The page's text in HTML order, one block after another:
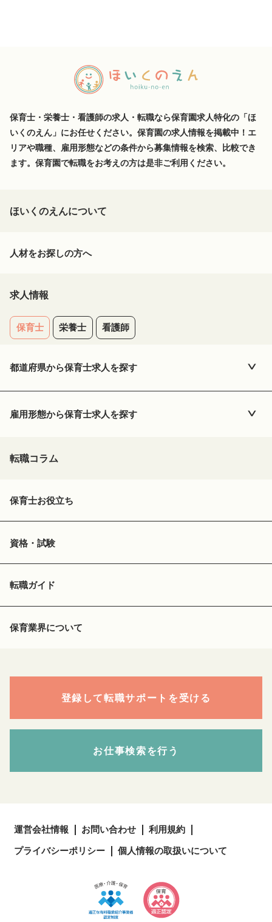
保育士・栄養士・看護師の求人・転職なら保育園求人特化の「ほ
いくのえん」にお任せください。保育園の求人情報を掲載中！エ
リアや職種、雇用形態などの条件から募集情報を検索、比較でき
ます。保育園で転職をお考えの方は是非ご利用ください。
ほいくのえんについて
人材をお探しの方へ
求人情報
保育士 栄養士 看護師
都道府県から保育士求人を探す
雇用形態から保育士求人を探す
転職コラム
保育士お役立ち
資格・試験
転職ガイド
保育業界について
登録して転職サポートを受ける
お仕事検索を行う
運営会社情報 お問い合わせ 利用規約
プライバシーポリシー 個人情報の取扱いについて